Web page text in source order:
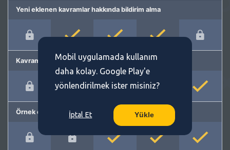
Yeni eklenen kavramlar hakkında bildirim alma
Kavram önerme
Örnek cümleler
Mobil uygulamada kullanım
daha kolay. Google Play'e
yönlendirilmek ister misiniz?
İptal Et Yükle